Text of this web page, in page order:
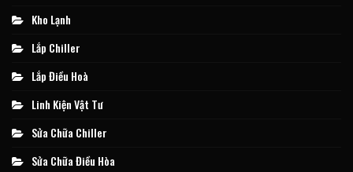
Kho Lạnh
Lắp Chiller
Lắp Điều Hoà
Linh Kiện Vật Tư
Sửa Chữa Chiller
Sửa Chữa Điều Hòa